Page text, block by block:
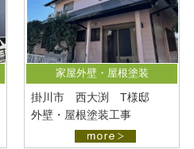
家屋外壁・屋根塗装
掛川市 西大渕 T様邸
外壁・屋根塗装工事